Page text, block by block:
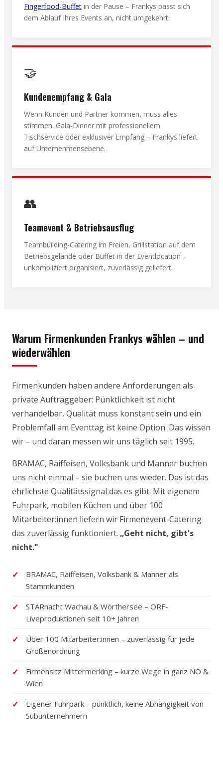
Fingerfood-Buffet in der Pause – Frankys passt sich
dem Ablauf Ihres Events an, nicht umgekehrt.
🤝
Kundenempfang & Gala
Wenn Kunden und Partner kommen, muss alles
stimmen. Gala-Dinner mit professionellem
Tischservice oder exklusiver Empfang – Frankys liefert
auf Unternehmensebene.
👥
Teamevent & Betriebsausflug
Teambuilding-Catering im Freien, Grillstation auf dem
Betriebsgelände oder Buffet in der Eventlocation –
unkompliziert organisiert, zuverlässig geliefert.
Warum Firmenkunden Frankys wählen – und
wiederwählen
Firmenkunden haben andere Anforderungen als
private Auftraggeber: Pünktlichkeit ist nicht
verhandelbar, Qualität muss konstant sein und ein
Problemfall am Eventtag ist keine Option. Das wissen
wir – und daran messen wir uns täglich seit 1995.
BRAMAC, Raiffeisen, Volksbank und Manner buchen
uns nicht einmal – sie buchen uns wieder. Das ist das
ehrlichste Qualitätssignal das es gibt. Mit eigenem
Fuhrpark, mobilen Küchen und über 100
Mitarbeiter:innen liefern wir Firmenevent-Catering
das zuverlässig funktioniert. „Geht nicht, gibt's
nicht."
BRAMAC, Raiffeisen, Volksbank & Manner als
Stammkunden
STARnacht Wachau & Wörthersee – ORF-
Liveproduktionen seit 10+ Jahren
Über 100 Mitarbeiter:innen – zuverlässig für jede
Größenordnung
Firmensitz Mittermerking – kurze Wege in ganz NÖ &
Wien
Eigener Fuhrpark – pünktlich, keine Abhängigkeit von
Subunternehmern